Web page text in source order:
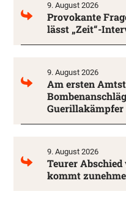
9. August 2026
Provokante
lässt „Zeit“-
9. August 2026
Am ersten
Guerillakämpfer
9. August 2026
Teurer Abschied
kommt